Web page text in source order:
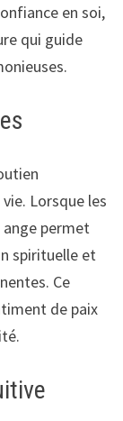
en soi,
qui guide
Lorsque les
permet
spirituelle et
Ce
de paix